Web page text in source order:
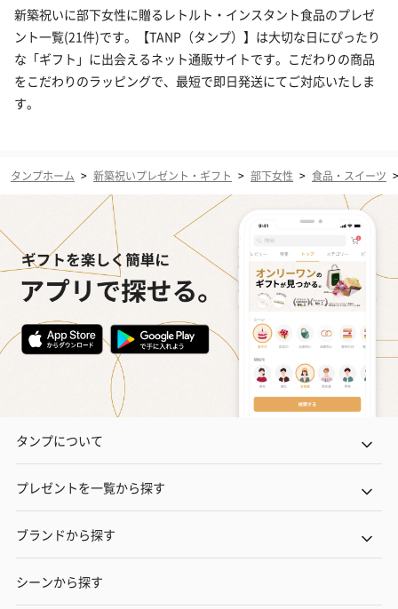
新築祝いに部下女性に贈るレトルト・インスタント食品のプレゼ
ント一覧(21件)です。【TANP（タンプ）】は大切な日にぴったり
な「ギフト」に出会えるネット通販サイトです。こだわりの商品
をこだわりのラッピングで、最短で即日発送にてご対応いたしま
す。
タンプホーム > 新築祝いプレゼント・ギフト > 部下女性 > 食品・スイーツ
タンプについて
プレゼントを一覧から探す
ブランドから探す
シーンから探す